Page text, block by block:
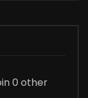
0 other